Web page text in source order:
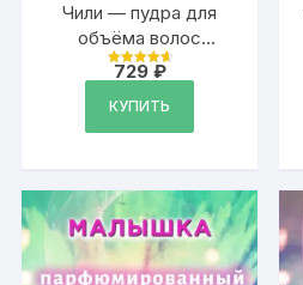
Чили — пудра для
объёма волос
Аурасо, 20 гр
Оценка
из 5
729 ₽
КУПИТЬ